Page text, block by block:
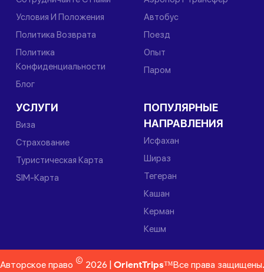
Условия И Положения
Политика Возврата
Политика
Конфиденциальности
Блог
Автобус
Поезд
Опыт
Паром
УСЛУГИ
Виза
Страхование
Туристическая Карта
SIM-Карта
ПОПУЛЯРНЫЕ
НАПРАВЛЕНИЯ
Исфахан
Шираз
Тегеран
Кашан
Керман
Кешм
Авторское право © 2026 | OrientTrips™Все права защищены.